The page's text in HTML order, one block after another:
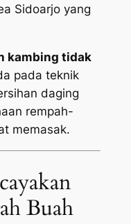
Sidoarjo yang
kambing tidak
pada teknik
daging
rempah-
memasak.
Buah